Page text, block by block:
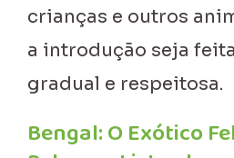
crianças e outros
a introdução seja
gradual e respeitosa.
Bengal: O Exótico